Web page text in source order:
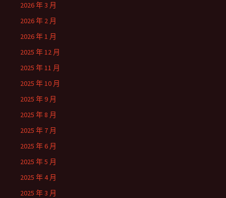
2026 年 3 月
2026 年 2 月
2026 年 1 月
2025 年 12 月
2025 年 11 月
2025 年 10 月
2025 年 9 月
2025 年 8 月
2025 年 7 月
2025 年 6 月
2025 年 5 月
2025 年 4 月
2025 年 3 月